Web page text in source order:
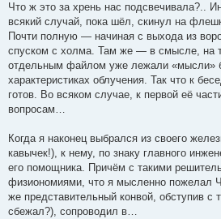
Что ж это за хрень нас подсвечивала?..
всякий случай, пока шёл, скинул на
Почти полную — начиная с выхода из
спуском с холма. Там же — в смысле,
отдельным файлом уже лежали «мысли»
характеристиках облучения. Так что к
готов. Во всяком случае, к первой её
вопросам…
Когда я наконец выбрался из своего
кавычек!), к нему, по знаку главного
его помощника. Причём с такими
физиономиями, что я мысленно пожелал
же представительный конвой, обступив с
сбежал?), сопроводил в…